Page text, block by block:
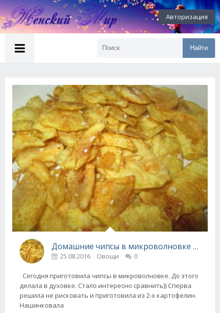
Авторизация
Найти
Домашние чипсы в микроволновке (от Юлии)
25.08.2016 Овощи 0
Сегодня приготовила чипсы в микроволновке. До этого
делала в духовке. Стало интересно сравнить)) Сперва
решила не рисковать и приготовила из 2-х картофелин.
Нашинковала